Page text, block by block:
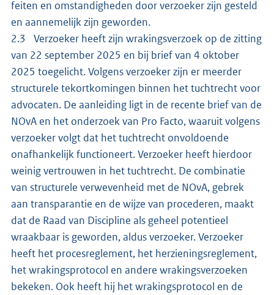
feiten en omstandigheden door verzoeker zijn gesteld
en aannemelijk zijn geworden.
2.3 Verzoeker heeft zijn wrakingsverzoek op de zitting
van 22 september 2025 en bij brief van 4 oktober
2025 toegelicht. Volgens verzoeker zijn er meerder
structurele tekortkomingen binnen het tuchtrecht voor
advocaten. De aanleiding ligt in de recente brief van de
NOvA en het onderzoek van Pro Facto, waaruit volgens
verzoeker volgt dat het tuchtrecht onvoldoende
onafhankelijk functioneert. Verzoeker heeft hierdoor
weinig vertrouwen in het tuchtrecht. De combinatie
van structurele verwevenheid met de NOvA, gebrek
aan transparantie en de wijze van procederen, maakt
dat de Raad van Discipline als geheel potentieel
wraakbaar is geworden, aldus verzoeker. Verzoeker
heeft het procesreglement, het herzieningsreglement,
het wrakingsprotocol en andere wrakingsverzoeken
bekeken. Ook heeft hij het wrakingsprotocol en de